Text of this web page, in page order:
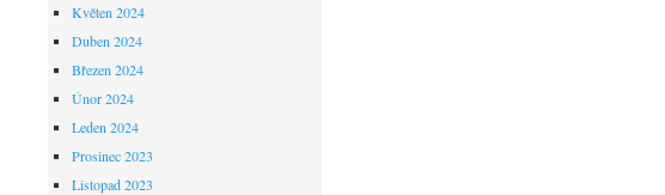
Květen 2024
Duben 2024
Březen 2024
Únor 2024
Leden 2024
Prosinec 2023
Listopad 2023